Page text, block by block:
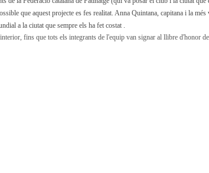
que aquest projecte es fes realitat. Anna Quintana, capitana i la més
a la ciutat que sempre els ha fet costat .
fins que tots els integrants de l'equip van signar al llibre d'honor